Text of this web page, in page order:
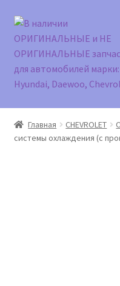
Перейти
к
навигации
Перейти
к
содержимому
Главная
Доставка и оплата
Главная CHEVROLET
системы охлаждения (с